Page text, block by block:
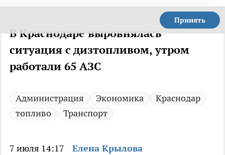
Принять
В Краснодаре выровнялась
ситуация с дизтопливом, утром
работали 65 АЗС
Администрация Экономика
Краснодар
топливо
Транспорт
7 июля 14:17 Елена Крылова